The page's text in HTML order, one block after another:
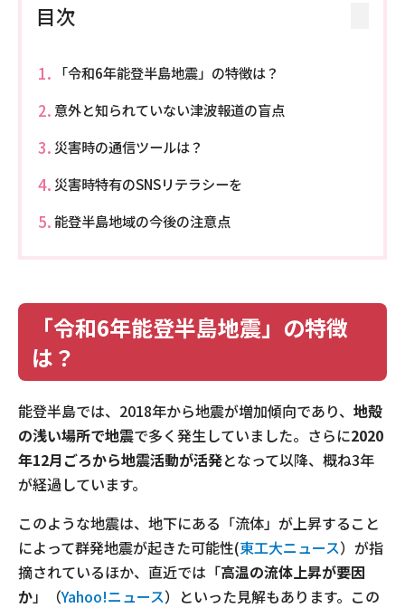
目次
「令和6年能登半島地震」の特徴は？
意外と知られていない津波報道の盲点
災害時の通信ツールは？
災害時特有のSNSリテラシーを
能登半島地域の今後の注意点
「令和6年能登半島地震」の特徴
は？
能登半島では、2018年から地震が増加傾向であり、 地殻
の浅い場所で地震で多く発生していました。さらに2020
年12月ごろから地震活動が活発となって以降、概ね3年
が経過しています。
このような地震は、地下にある「流体」が上昇すること
によって群発地震が起きた可能性(東工大ニュース）が指
摘されているほか、直近では「高温の流体上昇が要因
か」（Yahoo!ニュース）といった見解もあります。この